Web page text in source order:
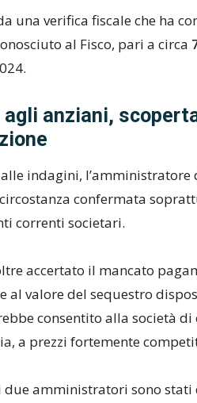
una verifica fiscale che ha
al Fisco, pari a circa
anziani,
indagini,
confermata
correnti societari.
accertato il mancato
al valore del sequestro
consentito alla società
a prezzi fortemente
amministratori sono